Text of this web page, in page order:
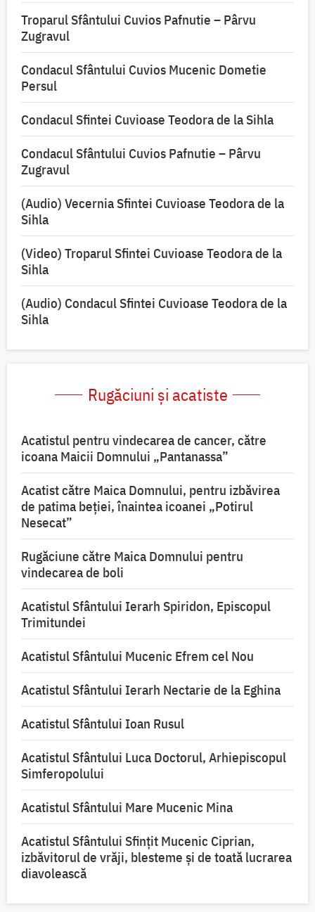
Troparul Sfântului Cuvios Pafnutie – Pârvu
Zugravul
Condacul Sfântului Cuvios Mucenic Dometie
Persul
Condacul Sfintei Cuvioase Teodora de la Sihla
Condacul Sfântului Cuvios Pafnutie – Pârvu
Zugravul
(Audio) Vecernia Sfintei Cuvioase Teodora de la
Sihla
(Video) Troparul Sfintei Cuvioase Teodora de la
Sihla
(Audio) Condacul Sfintei Cuvioase Teodora de la
Sihla
Rugăciuni și acatiste
Acatistul pentru vindecarea de cancer, către
icoana Maicii Domnului „Pantanassa”
Acatist către Maica Domnului, pentru izbăvirea
de patima beției, înaintea icoanei „Potirul
Nesecat”
Rugăciune către Maica Domnului pentru
vindecarea de boli
Acatistul Sfântului Ierarh Spiridon, Episcopul
Trimitundei
Acatistul Sfântului Mucenic Efrem cel Nou
Acatistul Sfântului Ierarh Nectarie de la Eghina
Acatistul Sfântului Ioan Rusul
Acatistul Sfântului Luca Doctorul, Arhiepiscopul
Simferopolului
Acatistul Sfântului Mare Mucenic Mina
Acatistul Sfântului Sfințit Mucenic Ciprian,
izbăvitorul de vrăji, blesteme și de toată lucrarea
diavolească